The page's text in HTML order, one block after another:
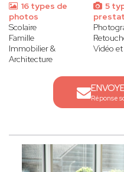
16 types de
photos
Scolaire
Famille
Immobilier &
Architecture
5
Vidéo
Réponse